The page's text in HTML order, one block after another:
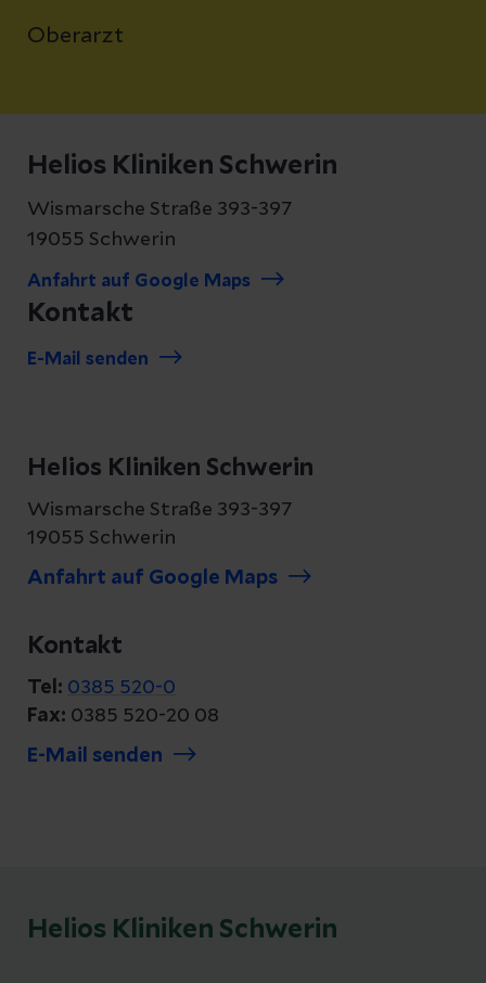
Oberarzt
Helios Kliniken Schwerin
Wismarsche Straße 393-397
19055 Schwerin
Anfahrt auf Google Maps
Kontakt
E-Mail senden
Helios Kliniken Schwerin
Wismarsche Straße 393-397
19055 Schwerin
Anfahrt auf Google Maps
Kontakt
Tel: 0385 520-0
Fax: 0385 520-20 08
E-Mail senden
Helios Kliniken Schwerin